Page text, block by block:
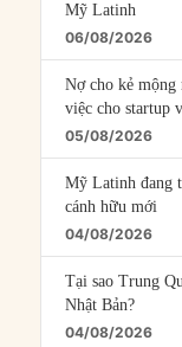
Mỹ Latinh
06/08/2026
Nợ cho kẻ mộng
việc cho startup
05/08/2026
Mỹ Latinh đang
cánh hữu mới
04/08/2026
Tại sao Trung
Nhật Bản?
04/08/2026